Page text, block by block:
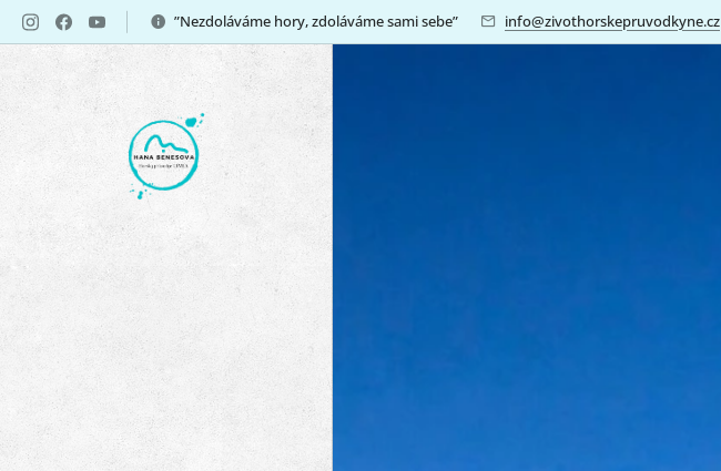
”Nezdoláváme hory, zdoláváme sami sebe” info@zivothorskepruvodkyne.cz